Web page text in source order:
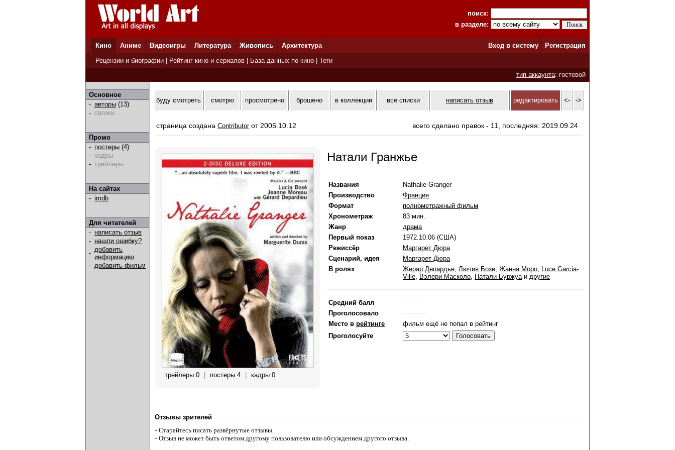
поиск:
в разделе:
Кино Аниме Видеоигры Литература Живопись Архитектура Вход в систему
Регистрация
Рецензии и биографии
Рейтинг кино и сериалов База данных по кино
Теги
тип аккаунта: гостевой
Основное
- авторы (13)
- связки
Промо
- постеры (4)
- кадры
- трейлеры
На сайтах
- imdb
Для читателей
- написать отзыв
- нашли ошибку?
- добавить
информацию
- добавить фильм
буду смотреть смотрю просмотрено брошено в коллекции все списки написать отзыв редактировать <- ->
страница создана Contributorот 2005.10.12 всего сделано правок - 11, последняя: 2019.09.24
трейлеры 0 постеры 4 кадры 0
Натали Гранжье
Названия
Nathalie Granger
Производство
Франция
Формат
полнометражный фильм
Хронометраж
83 мин.
Жанр
драма
Первый показ
1972.10.06 (США)
Режиссёр
Маргарет Дюра
Сценарий, идея
Маргарет Дюра
В ролях
Жерар Депардье, Лючия Бозе, Жанна Моро, Luce Garcia-
Ville, Вэлери Масколо, Натали Буржуаи другие
Средний балл
Проголосовало
Место в рейтинге
фильм ещё не попал в рейтинг
Проголосуйте
Отзывы зрителей
- Старайтесь писать развёрнутые отзывы.
- Отзыв не может быть ответом другому пользователю или обсуждением другого отзыва.